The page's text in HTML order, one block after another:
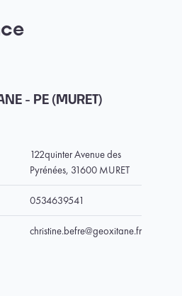
- PE (MURET)
122quinter Avenue des
Pyrénées, 31600 MURET
0534639541
christine.befre@geoxitane.fr